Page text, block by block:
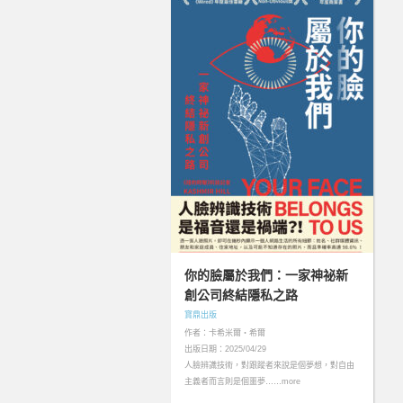
你的臉屬於我們：一家神祕新
創公司終結隱私之路
寶鼎出版
作者：卡希米爾・希爾
出版日期：2025/04/29
人臉辨識技術，對跟蹤者來說是個夢想，對自由
主義者而言則是個噩夢……more